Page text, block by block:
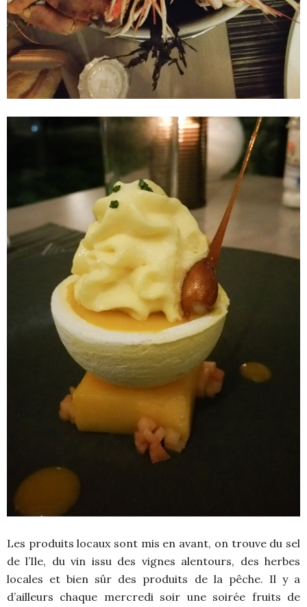
Les produits locaux sont mis en avant, on trouve du sel
de l’Ile, du vin issu des vignes alentours, des herbes
locales et bien sûr des produits de la pêche. Il y a
d’ailleurs chaque mercredi soir une soirée fruits de